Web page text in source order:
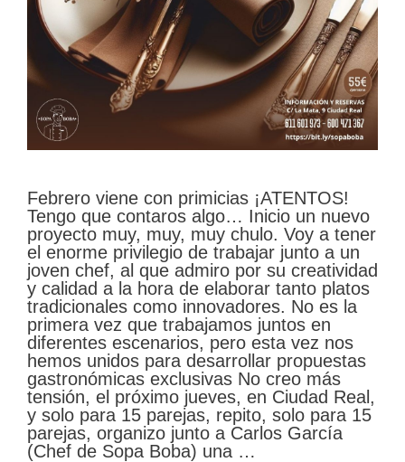
Febrero viene con primicias ¡ATENTOS!
Tengo que contaros algo… Inicio un nuevo
proyecto muy, muy, muy chulo. Voy a tener
el enorme privilegio de trabajar junto a un
joven chef, al que admiro por su creatividad
y calidad a la hora de elaborar tanto platos
tradicionales como innovadores. No es la
primera vez que trabajamos juntos en
diferentes escenarios, pero esta vez nos
hemos unidos para desarrollar propuestas
gastronómicas exclusivas No creo más
tensión, el próximo jueves, en Ciudad Real,
y solo para 15 parejas, repito, solo para 15
parejas, organizo junto a Carlos García
(Chef de Sopa Boba) una …